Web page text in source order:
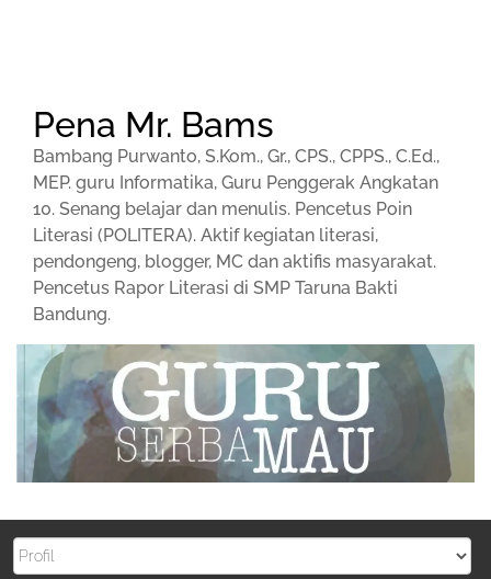
Pena Mr. Bams
Bambang Purwanto, S.Kom., Gr., CPS., CPPS., C.Ed.,
MEP. guru Informatika, Guru Penggerak Angkatan
10. Senang belajar dan menulis. Pencetus Poin
Literasi (POLITERA). Aktif kegiatan literasi,
pendongeng, blogger, MC dan aktifis masyarakat.
Pencetus Rapor Literasi di SMP Taruna Bakti
Bandung.